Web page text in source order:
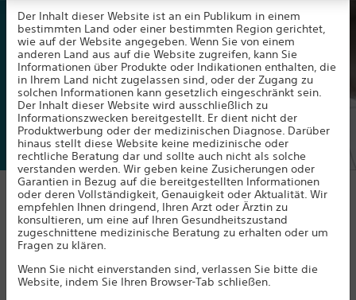
Der Inhalt dieser Website ist an ein Publikum in einem
bestimmten Land oder einer bestimmten Region gerichtet,
wie auf der Website angegeben. Wenn Sie von einem
anderen Land aus auf die Website zugreifen, kann Sie
Informationen über Produkte oder Indikationen enthalten, die
in Ihrem Land nicht zugelassen sind, oder der Zugang zu
solchen Informationen kann gesetzlich eingeschränkt sein.
Der Inhalt dieser Website wird ausschließlich zu
Informationszwecken bereitgestellt. Er dient nicht der
Produktwerbung oder der medizinischen Diagnose. Darüber
hinaus stellt diese Website keine medizinische oder
rechtliche Beratung dar und sollte auch nicht als solche
verstanden werden. Wir geben keine Zusicherungen oder
Garantien in Bezug auf die bereitgestellten Informationen
oder deren Vollständigkeit, Genauigkeit oder Aktualität. Wir
empfehlen Ihnen dringend, Ihren Arzt oder Ärztin zu
konsultieren, um eine auf Ihren Gesundheitszustand
zugeschnittene medizinische Beratung zu erhalten oder um
Fragen zu klären.
Wenn Sie nicht einverstanden sind, verlassen Sie bitte die
Website, indem Sie Ihren Browser-Tab schließen.
am häufigsten gestellt werden.
Kontaktieren Sie uns
Möglicherweise ist bei Ihnen eine Rückenmarkstimulation (SCS)
oder eine Radiofrequenzablation (RFA) geplant? Oder Sie
möchten einfach mehr über diese Verfahren wissen? Dann
finden Sie hier hilfreiche Informationen zu diesen Therapien von
Boston Scientific. Die nachstehenden Informationen sind